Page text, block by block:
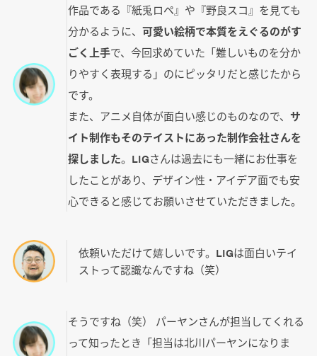
作品である『紙兎ロペ』や『野良スコ』を見ても
分かるように、 可愛い絵柄で本質をえぐるのがす
ごく上手で、今回求めていた「難しいものを分か
りやすく表現する」のにピッタリだと感じたから
です。
また、アニメ自体が面白い感じのものなので、 サ
イト制作もそのテイストにあった制作会社さんを
探しました。LIGさんは過去にも一緒にお仕事を
したことがあり、デザイン性・アイデア面でも安
心できると感じてお願いさせていただきました。
依頼いただけて嬉しいです。LIGは面白いテイ
ストって認識なんですね（笑）
そうですね（笑） パーヤンさんが担当してくれる
って知ったとき「担当は北川パーヤンになりま